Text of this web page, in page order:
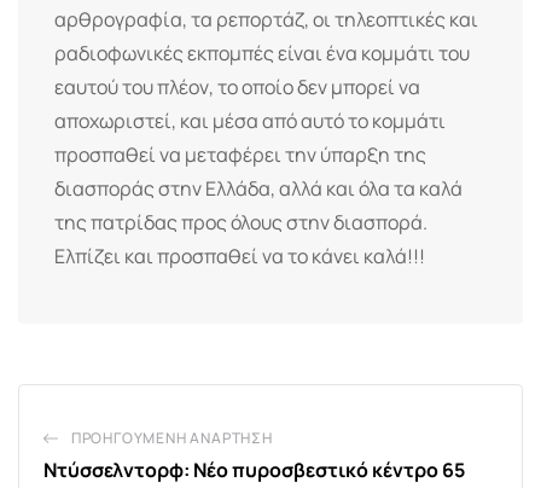
αρθρογραφία, τα ρεπορτάζ, οι τηλεοπτικές και
ραδιοφωνικές εκπομπές είναι ένα κομμάτι του
εαυτού του πλέον, το οποίο δεν μπορεί να
αποχωριστεί, και μέσα από αυτό το κομμάτι
προσπαθεί να μεταφέρει την ύπαρξη της
διασποράς στην Ελλάδα, αλλά και όλα τα καλά
της πατρίδας προς όλους στην διασπορά.
Ελπίζει και προσπαθεί να το κάνει καλά!!!
ΠΡΟΗΓΟΎΜΕΝΗ ΑΝΆΡΤΗΣΗ
Ντύσσελντορφ: Νέο πυροσβεστικό κέντρο 65